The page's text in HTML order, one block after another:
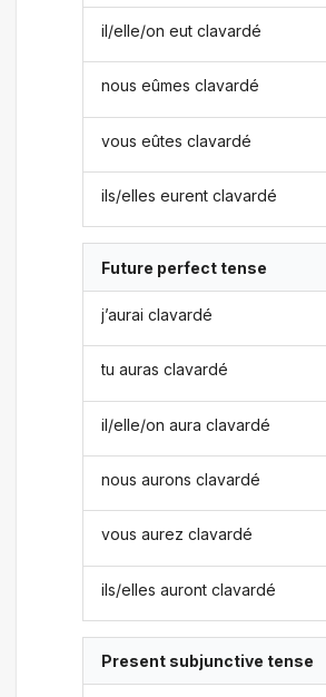
il/elle/on eut clavardé
nous eûmes clavardé
vous eûtes clavardé
ils/elles eurent clavardé
Future perfect tense
j’aurai clavardé
tu auras clavardé
il/elle/on aura clavardé
nous aurons clavardé
vous aurez clavardé
ils/elles auront clavardé
Present subjunctive tense